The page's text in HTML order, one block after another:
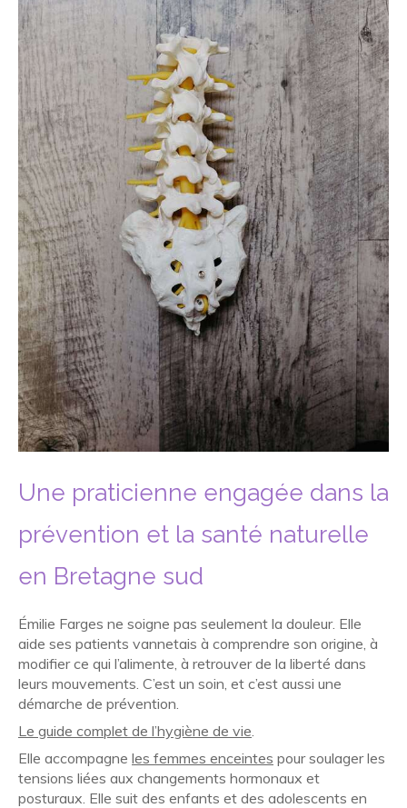
Une praticienne engagée dans la
prévention et la santé naturelle
en Bretagne sud
Émilie Farges ne soigne pas seulement la douleur. Elle
aide ses patients vannetais à comprendre son origine, à
modifier ce qui l’alimente, à retrouver de la liberté dans
leurs mouvements. C’est un soin, et c’est aussi une
démarche de prévention.
Le guide complet de l’hygiène de vie.
Elle accompagne les femmes enceintes pour soulager les
tensions liées aux changements hormonaux et
posturaux. Elle suit des enfants et des adolescents en